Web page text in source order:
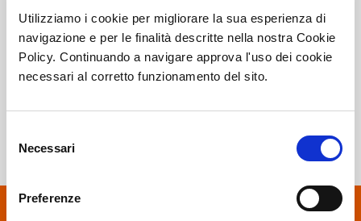
Utilizziamo i cookie per migliorare la sua esperienza di
navigazione e per le finalità descritte nella nostra Cookie
Policy. Continuando a navigare approva l'uso dei cookie
necessari al corretto funzionamento del sito.
delNecessari
Preferenze
Hottawa
ACCESSORI
Zainetto completamente
Niagara
ACCESSORI
Ampio comparto principale con